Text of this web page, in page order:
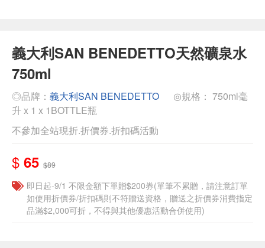
義大利SAN BENEDETTO天然礦泉水
750ml
◎品牌： 義大利SAN BENEDETTO
◎規格： 750ml毫
升 x 1 x 1BOTTLE瓶
不參加全站現折.折價券.折扣碼活動
$ 65 $89
即日起-9/1 不限金額下單贈$200券(單筆不累贈，請注意訂單
如使用折價券/折扣碼則不符贈送資格，贈送之折價券消費指定
品滿$2,000可折，不得與其他優惠活動合併使用)